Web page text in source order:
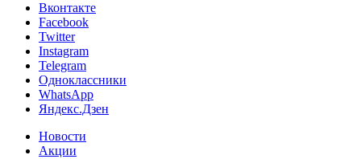
Вконтакте
Facebook
Twitter
Instagram
Telegram
Одноклассники
WhatsApp
Яндекс.Дзен
Новости
Акции